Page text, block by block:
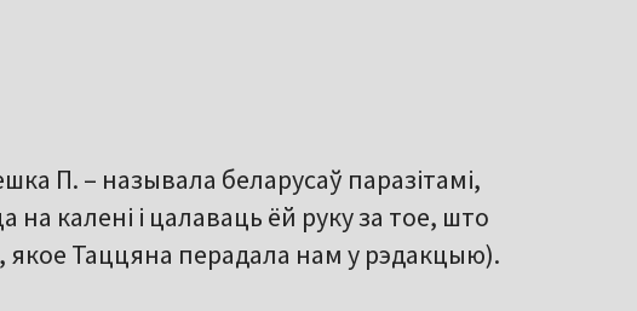
П. – называла беларусаў паразітамі,
калені і цалаваць ёй руку за тое, што
якое Таццяна перадала нам у рэдакцыю).